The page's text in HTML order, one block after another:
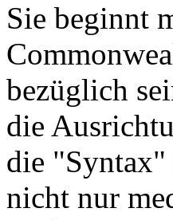
Sie beginnt
bezüglich
die
die "Syntax"
nicht nur